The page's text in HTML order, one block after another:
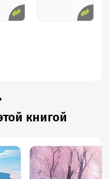
книгой